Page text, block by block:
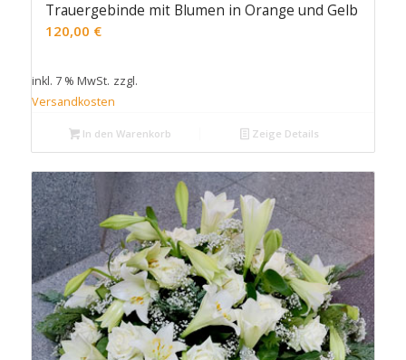
Trauergebinde mit Blumen in Orange und Gelb
120,00 €
inkl. 7 % MwSt. zzgl.
Versandkosten
In den Warenkorb Zeige Details